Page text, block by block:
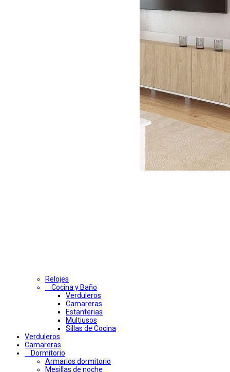
Relojes
Cocina y Baño
Verduleros
Camareras
Estanterias
Multiusos
Sillas de Cocina
Verduleros
Camareras
Dormitorio
Armarios dormitorio
Mesillas de noche